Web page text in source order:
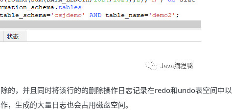
的，并且同时将该行的的删除操作日志记录在redo和undo表空间中以
，生成的大量日志也会占用磁盘空间。